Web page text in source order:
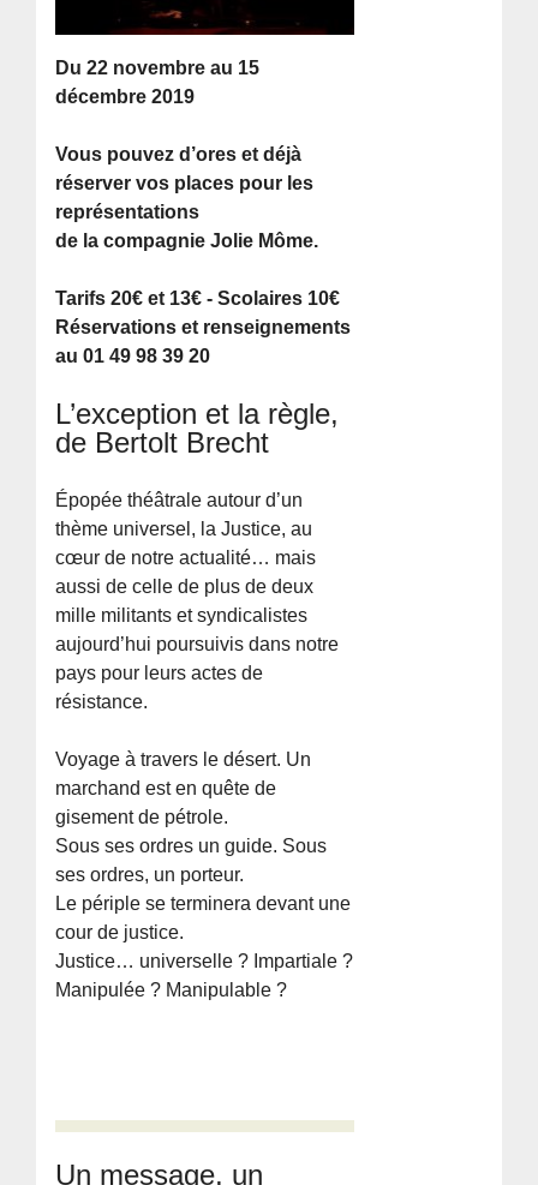
Du 22 novembre au 15
décembre 2019
Vous pouvez d’ores et déjà
réserver vos places pour les
représentations
de la compagnie Jolie Môme.
Tarifs 20€ et 13€ - Scolaires 10€
Réservations et renseignements
au 01 49 98 39 20
L’exception et la règle,
de Bertolt Brecht
Épopée théâtrale autour d’un
thème universel, la Justice, au
cœur de notre actualité… mais
aussi de celle de plus de deux
mille militants et syndicalistes
aujourd’hui poursuivis dans notre
pays pour leurs actes de
résistance.
Voyage à travers le désert. Un
marchand est en quête de
gisement de pétrole.
Sous ses ordres un guide. Sous
ses ordres, un porteur.
Le périple se terminera devant une
cour de justice.
Justice… universelle ? Impartiale ?
Manipulée ? Manipulable ?
Un message, un